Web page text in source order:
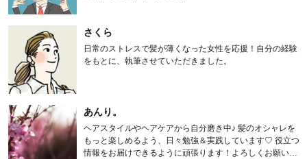
さくら
日常のストレスで髪が薄くなった女性を応援！自分の経験
をもとに、執筆させていただきました。
あんり。
ヘアスタイルやヘアケアから自分磨き中♪ 髪のオシャレを
もっと楽しめるよう、日々勉強＆実践しています♡ 役立つ
情報をお届けできるように頑張ります！よろしくお願いし